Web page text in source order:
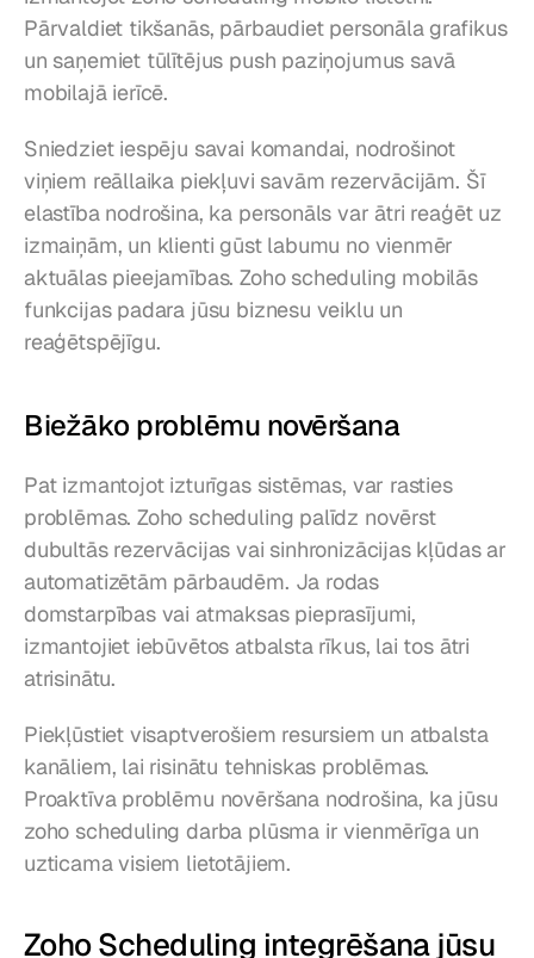
Pārvaldiet tikšanās, pārbaudiet personāla grafikus
un saņemiet tūlītējus push paziņojumus savā
mobilajā ierīcē.
Sniedziet iespēju savai komandai, nodrošinot
viņiem reāllaika piekļuvi savām rezervācijām. Šī
elastība nodrošina, ka personāls var ātri reaģēt uz
izmaiņām, un klienti gūst labumu no vienmēr
aktuālas pieejamības. Zoho scheduling mobilās
funkcijas padara jūsu biznesu veiklu un
reaģētspējīgu.
Biežāko problēmu novēršana
Pat izmantojot izturīgas sistēmas, var rasties
problēmas. Zoho scheduling palīdz novērst
dubultās rezervācijas vai sinhronizācijas kļūdas ar
automatizētām pārbaudēm. Ja rodas
domstarpības vai atmaksas pieprasījumi,
izmantojiet iebūvētos atbalsta rīkus, lai tos ātri
atrisinātu.
Piekļūstiet visaptverošiem resursiem un atbalsta
kanāliem, lai risinātu tehniskas problēmas.
Proaktīva problēmu novēršana nodrošina, ka jūsu
zoho scheduling darba plūsma ir vienmērīga un
uzticama visiem lietotājiem.
Zoho Scheduling integrēšana jūsu